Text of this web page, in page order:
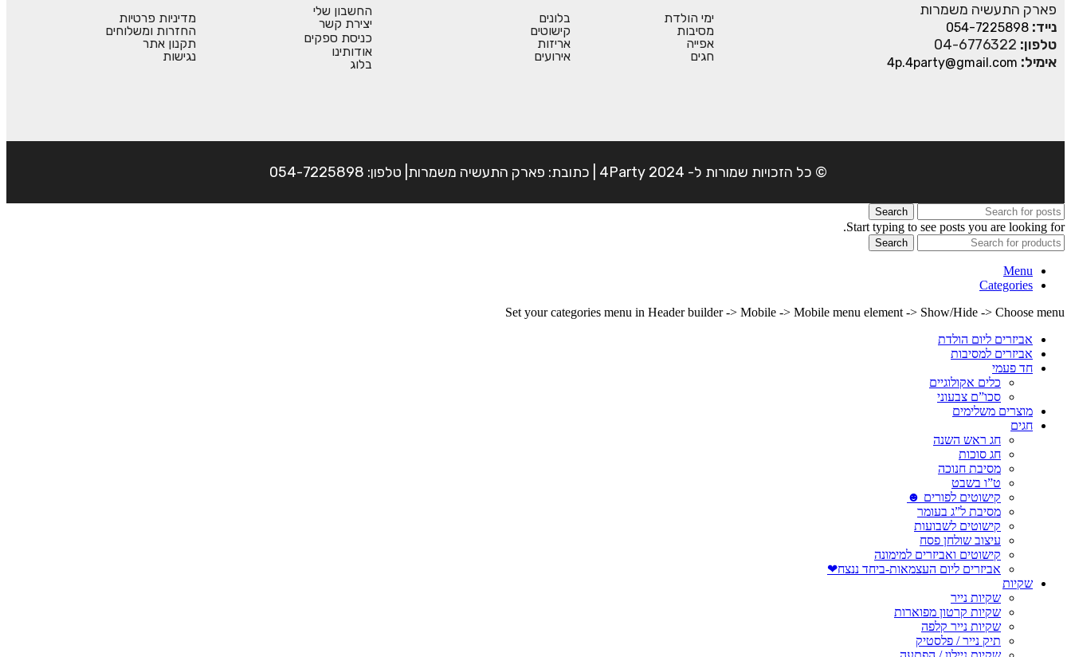
פארק התעשיה משמרות
נייד: 054-7225898
טלפון: 04-6776322
אימיל: 4p.4party@gmail.com
ימי הולדת
מסיבות
אפייה
חגים
בלונים
קישוטים
אריזות
אירועים
החשבון שלי
יצירת קשר
כניסת ספקים
אודותינו
בלוג
מדיניות פרטיות
החזרות ומשלוחים
תקנון אתר
נגישות
© כל הזכויות שמורות ל- 4Party 2024 | כתובת: פארק התעשיה משמרות| טלפון: 054-7225898
Search
Start typing to see posts you are looking for.
Search
Menu
Categories
Set your categories menu in Header builder -> Mobile -> Mobile menu element -> Show/Hide -> Choose menu
אביזרים ליום הולדת
אביזרים למסיבות
חד פעמי
כלים אקולוגיים
סכו”ם צבעוני
מוצרים משלימים
חגים
חג ראש השנה
חג סוכות
מסיבת חנוכה
ט”ו בשבט
קישוטים לפורים ☻
מסיבת ל”ג בעומר
קישוטים לשבועות
עיצוב שולחן פסח
קישוטים ואביזרים למימונה
אביזרים ליום העצמאות-ביחד ננצח❤
שקיות
שקיות נייר
שקיות קרטון מפוארות
שקיות נייר קלפה
תיק נייר / פלסטיק